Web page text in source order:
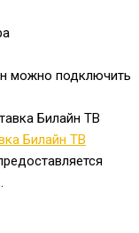
можно подключить
Билайн ТВ